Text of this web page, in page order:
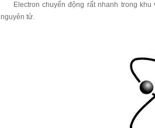
Electron chuyển động rất nhanh trong khu
nguyên tử.